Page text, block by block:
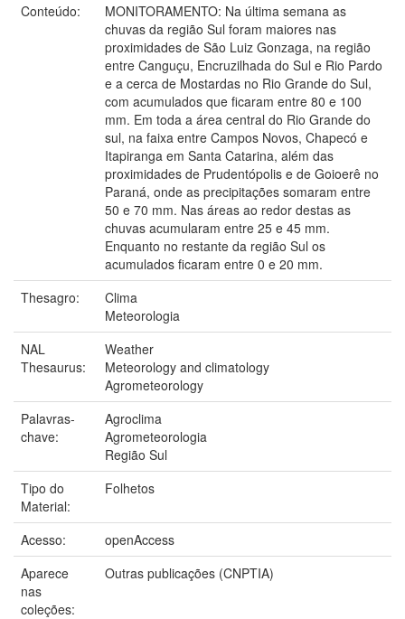
Conteúdo:
MONITORAMENTO: Na última semana as
chuvas da região Sul foram maiores nas
proximidades de São Luiz Gonzaga, na região
entre Canguçu, Encruzilhada do Sul e Rio Pardo
e a cerca de Mostardas no Rio Grande do Sul,
com acumulados que ficaram entre 80 e 100
mm. Em toda a área central do Rio Grande do
sul, na faixa entre Campos Novos, Chapecó e
Itapiranga em Santa Catarina, além das
proximidades de Prudentópolis e de Goioerê no
Paraná, onde as precipitações somaram entre
50 e 70 mm. Nas áreas ao redor destas as
chuvas acumularam entre 25 e 45 mm.
Enquanto no restante da região Sul os
acumulados ficaram entre 0 e 20 mm.
Thesagro:
Clima
Meteorologia
NAL
Thesaurus:
Weather
Meteorology and climatology
Agrometeorology
Palavras-
chave:
Agroclima
Agrometeorologia
Região Sul
Tipo do
Material:
Folhetos
Acesso:
openAccess
Aparece
nas
coleções:
Outras publicações (CNPTIA)